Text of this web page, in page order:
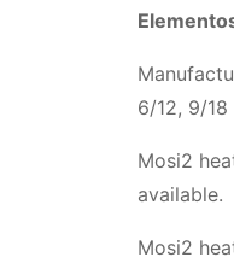
6/12, 9/18
Mosi2
available.
Mosi2